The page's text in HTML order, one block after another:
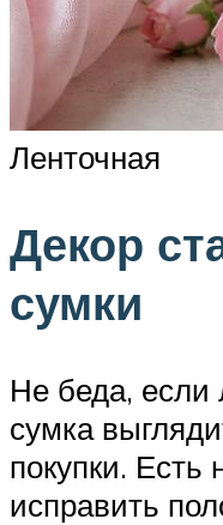
Ленточная
Декор
сумки
Не беда,
сумка
покупки. Есть
исправить